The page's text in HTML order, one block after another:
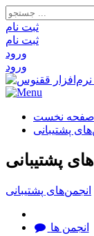
ثبت‌ نام
ثبت‌ نام
ورود
ورود
صفحه نخست
پشتیبانی
پشتیبانی
انجمن‌های پشتیبانی
انجمن ها